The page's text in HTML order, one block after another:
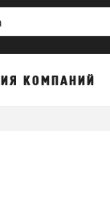
КОМПАНИЙ